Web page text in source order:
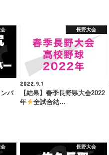
バ
長野大会
2022.9.1
【結果】春季長野県大会2022
年
全試合結…
長野大会